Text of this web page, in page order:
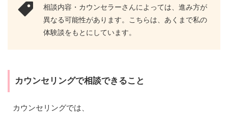
相談内容・カウンセラーさんによっては、進み方が
異なる可能性があります。こちらは、あくまで私の
体験談をもとにしています。
カウンセリングで相談できること
カウンセリングでは、